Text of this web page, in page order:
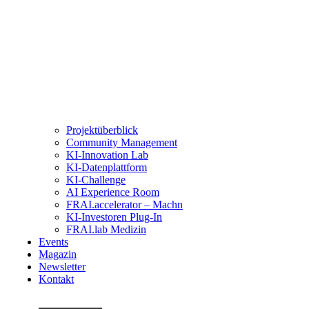
Projektüberblick
Community Management
KI-Innovation Lab
KI-Datenplattform
KI-Challenge
AI Experience Room
FRAI.accelerator – Machn
KI-Investoren Plug-In
FRAI.lab Medizin
Events
Magazin
Newsletter
Kontakt